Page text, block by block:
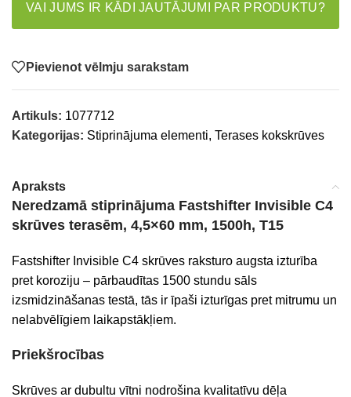
VAI JUMS IR KĀDI JAUTĀJUMI PAR PRODUKTU?
Pievienot vēlmju sarakstam
Artikuls: 1077712
Kategorijas: Stiprinājuma elementi, Terases kokskrūves
Apraksts
Neredzamā stiprinājuma Fastshifter Invisible C4
skrūves terasēm, 4,5×60 mm, 1500h, T15
Fastshifter Invisible C4 skrūves raksturo augsta izturība
pret koroziju – pārbaudītas 1500 stundu sāls
izsmidzināšanas testā, tās ir īpaši izturīgas pret mitrumu un
nelabvēlīgiem laikapstākļiem.
Priekšrocības
Skrūves ar dubultu vītni nodrošina kvalitatīvu dēļa